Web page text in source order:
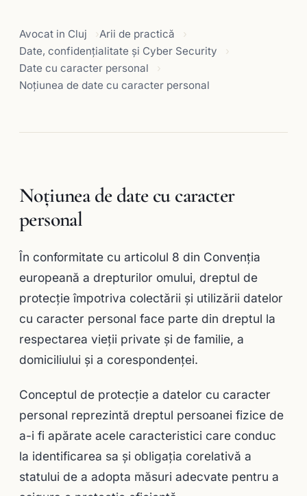
Avocat in Cluj
Arii de practică
Date, confidențialitate și Cyber Security
Date cu caracter personal
Noțiunea de date cu caracter personal
Noțiunea de date cu caracter
personal
În conformitate cu articolul 8 din Convenţia
europeană a drepturilor omului, dreptul de
protecţie împotriva colectării şi utilizării datelor
cu caracter personal face parte din dreptul la
respectarea vieţii private şi de familie, a
domiciliului şi a corespondenţei.
Conceptul de protecţie a datelor cu caracter
personal reprezintă dreptul persoanei fizice de
a-i fi apărate acele caracteristici care conduc
la identificarea sa şi obligaţia corelativă a
statului de a adopta măsuri adecvate pentru a